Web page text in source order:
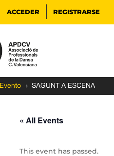
ACCEDER REGISTRARSE
Evento 5 SAGUNT A ESCENA
« All Events
This event has passed.